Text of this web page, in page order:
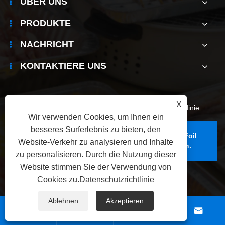
PRODUKTE
NACHRICHT
KONTAKTIERE UNS
Datenschutzrichtlinie
Copyright © 2025 Foshan Yunchu Aluminium Foil
Technology Co., Ltd. Alle Rechte vorbehalten.
 
X
Wir verwenden Cookies, um Ihnen ein
besseres Surferlebnis zu bieten, den
Website-Verkehr zu analysieren und Inhalte
zu personalisieren. Durch die Nutzung dieser
Website stimmen Sie der Verwendung von
Cookies zu.Datenschutzrichtlinie
Ablehnen Akzeptieren